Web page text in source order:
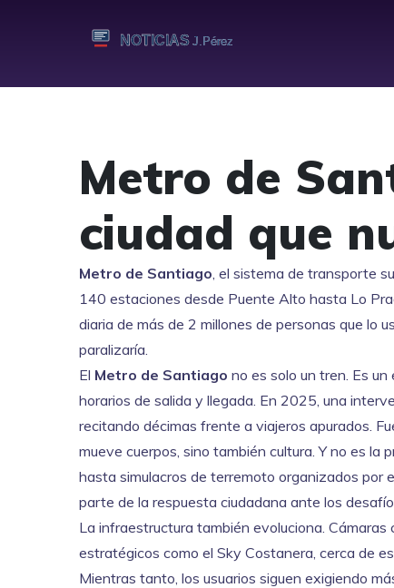
Metro de
ciudad que
Metro de Santiago, el sistema de transporte
140 estaciones desde Puente Alto hasta Lo
diaria de más de 2 millones de personas que lo
paralizaría.
El Metro de Santiago no es solo un tren. Es
horarios de salida y llegada. En 2025, una
recitando décimas frente a viajeros apurados.
mueve cuerpos, sino también cultura. Y no es
hasta simulacros de terremoto organizados por
parte de la respuesta ciudadana ante los
La infraestructura también evoluciona.
estratégicos como el Sky Costanera, cerca de
Mientras tanto, los usuarios siguen exigiendo